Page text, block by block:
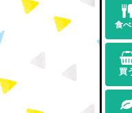
食
買